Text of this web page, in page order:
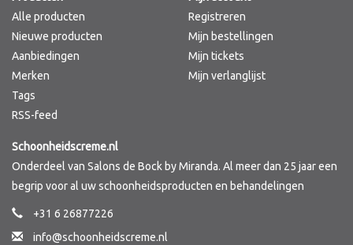
Alle producten
Nieuwe producten
Aanbiedingen
Merken
Tags
RSS-feed
Registreren
Mijn bestellingen
Mijn tickets
Mijn verlanglijst
Schoonheidscreme.nl
Onderdeel van Salons de Bock by Miranda. Al meer dan 25 jaar een
begrip voor al uw schoonheidsproducten en behandelingen
+31 6 26877226
info@schoonheidscreme.nl